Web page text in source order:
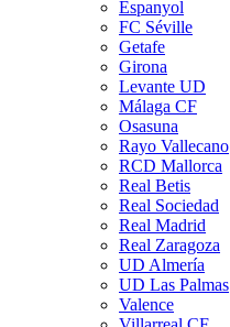
Espanyol
FC Séville
Getafe
Girona
Levante UD
Málaga CF
Osasuna
Rayo Vallecano
RCD Mallorca
Real Betis
Real Sociedad
Real Madrid
Real Zaragoza
UD Almería
UD Las Palmas
Valence